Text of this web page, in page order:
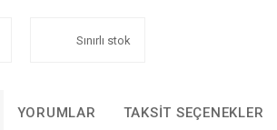
Sınırlı stok
YORUMLAR TAKSIT SEÇENEKLERI